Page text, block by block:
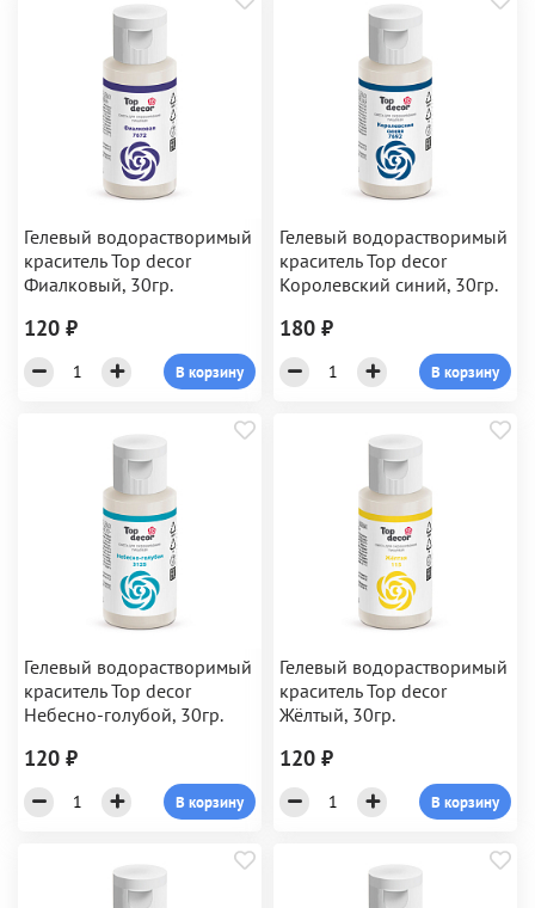
Гелевый водорастворимый
краситель Top decor
Фиалковый, 30гр.
120 ₽
В корзину
Гелевый водорастворимый
краситель Top decor
Королевский синий, 30гр.
180 ₽
В корзину
Гелевый водорастворимый
краситель Top decor
Небесно-голубой, 30гр.
120 ₽
В корзину
Гелевый водорастворимый
краситель Top decor
Жёлтый, 30гр.
120 ₽
В корзину